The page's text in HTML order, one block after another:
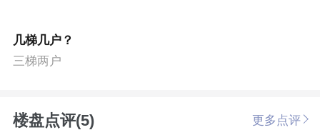
几梯几户？
三梯两户
楼盘点评(5) 更多点评